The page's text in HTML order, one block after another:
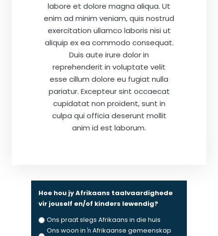
labore et dolore magna aliqua. Ut
enim ad minim veniam, quis nostrud
exercitation ullamco laboris nisi ut
aliquip ex ea commodo consequat.
Duis aute irure dolor in
reprehenderit in voluptate velit
esse cillum dolore eu fugiat nulla
pariatur. Excepteur sint occaecat
cupidatat non proident, sunt in
culpa qui officia deserunt mollit
anim id est laborum.
Hoe hou jy Afrikaans taalvaardighede
vir jouself en/of kinders lewendig?
Ons praat slegs Afrikaans in die huis
Ons woon in ŉ Afrikaanse gemeenskap